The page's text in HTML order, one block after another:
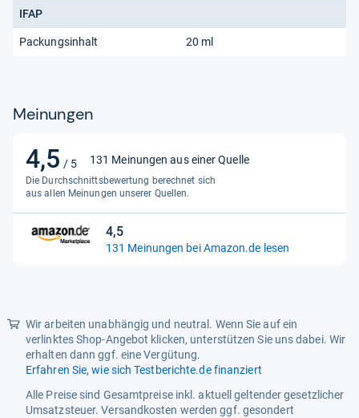
IFAP
Packungsinhalt 20 ml
Meinungen
4,5 / 5
4,5
von
5
Sternen
131 Meinungen aus einer Quelle
Die Durchschnittsbewertung berechnet sich
aus allen Meinungen unserer Quellen.
4,5
4,5
von
131 Meinungen bei Amazon.de lesen
Wir arbeiten unabhängig und neutral. Wenn Sie auf ein
verlinktes Shop-Angebot klicken, unterstützen Sie uns dabei. Wir
erhalten dann ggf. eine Vergütung.
Erfahren Sie, wie sich Testberichte.de finanziert
Alle Preise sind Gesamtpreise inkl. aktuell geltender gesetzlicher
Umsatzsteuer. Versandkosten werden ggf. gesondert